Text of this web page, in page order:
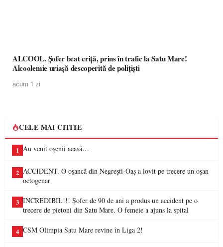
ALCOOL. Șofer beat criță, prins în trafic la Satu Mare!
Alcoolemie uriașă descoperită de polițiști
acum 1 zi
CELE MAI CITITE
1 Au venit oșenii acasă…
2 ACCIDENT. O oșancă din Negrești-Oaș a lovit pe trecere un oșan
octogenar
3 INCREDIBIL!!! Șofer de 90 de ani a produs un accident pe o
trecere de pietoni din Satu Mare. O femeie a ajuns la spital
4 CSM Olimpia Satu Mare revine în Liga 2!